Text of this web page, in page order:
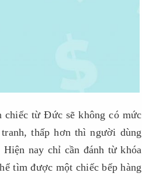
chiếc từ Đức sẽ không có mức
thấp hơn thì người dùng
nay chỉ cần đánh từ khóa
tìm được một chiếc bếp hàng